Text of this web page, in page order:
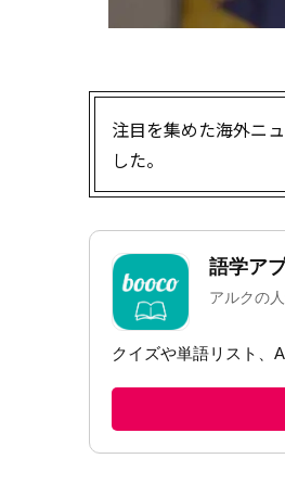
注目を集めた海外ニ
した。